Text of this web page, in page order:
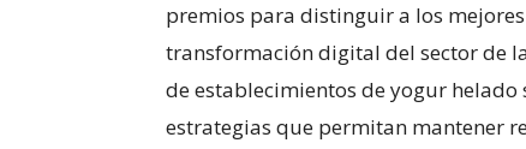
premios para distinguir a los
transformación digital del sector de
de establecimientos de yogur
estrategias que permitan mantener